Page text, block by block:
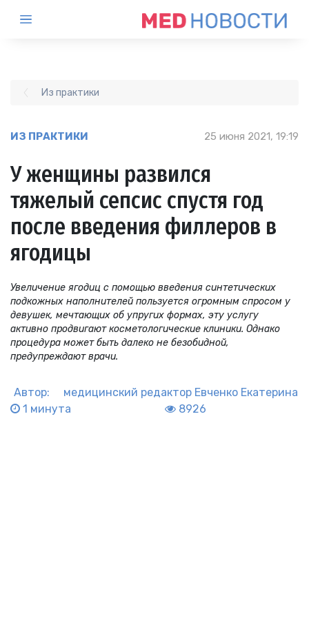
Из практики
ИЗ ПРАКТИКИ 25 июня 2021, 19:19
У женщины развился
тяжелый сепсис спустя год
после введения филлеров в
ягодицы
Увеличение ягодиц с помощью введения синтетических
подкожных наполнителей пользуется огромным спросом у
девушек, мечтающих об упругих формах, эту услугу
активно продвигают косметологические клиники. Однако
процедура может быть далеко не безобидной,
предупреждают врачи.
Автор: медицинский редактор Евченко Екатерина
1 минута
8926